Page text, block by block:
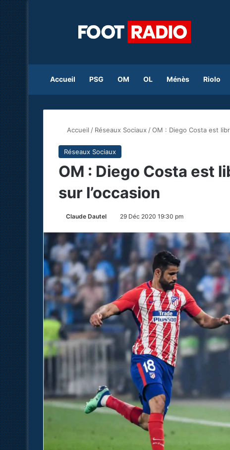
Accueil PSG OM OL Ménès Riolo
Accueil / Réseaux Sociaux /OM : Diego Costa est
Réseaux Sociaux
OM : Diego Costa est
sur l’occasion
Claude Dautel 29 Déc 2020 19:30 pm